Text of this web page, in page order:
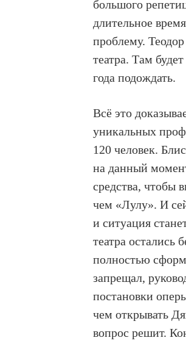
большого
длительное
проблему.
театра. Там
года подождать.
Всё это
уникальных
120 человек.
на данный
средства, чтобы
чем «Лулу». И
и ситуация
театра
полностью
запрещал,
постановки
чем открывать
вопрос решит.